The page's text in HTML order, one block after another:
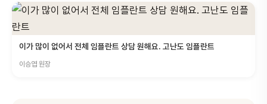
이가 많이 없어서 전체 임플란트 상담 원해요. 고난도 임플란트
이승엽 원장